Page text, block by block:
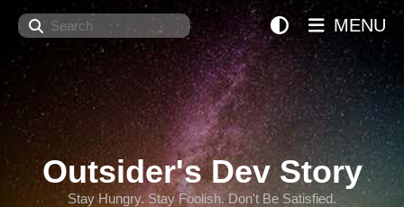
Search
Outsider's Dev Story
Stay Hungry. Stay Foolish. Don't Be Satisfied.
MENU